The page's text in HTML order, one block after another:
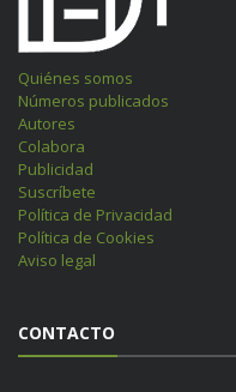
Quiénes somos
Números publicados
Autores
Colabora
Publicidad
Suscríbete
Política de Privacidad
Política de Cookies
Aviso legal
CONTACTO